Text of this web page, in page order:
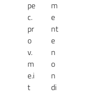
pe
c.
pr
o
v.
m
e.i
t
m
e
nt
e
n
o
n
di